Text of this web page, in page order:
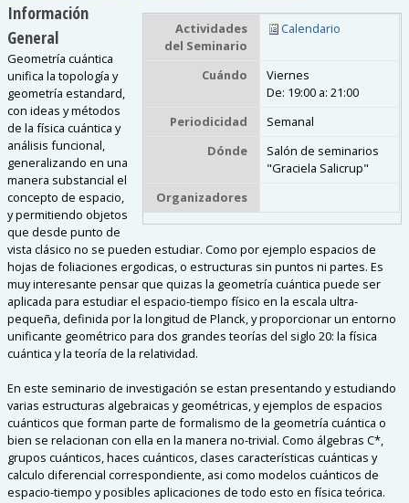
Actividades
del Seminario
Calendario
Cuándo
Viernes
De: 19:00 a: 21:00
Periodicidad
Semanal
Dónde
Salón de seminarios
"Graciela Salicrup"
Organizadores
Información
General
Geometría cuántica
unifica la topología y
geometría estandard,
con ideas y métodos
de la física cuántica y
análisis funcional,
generalizando en una
manera substancial el
concepto de espacio,
y permitiendo objetos
que desde punto de
vista clásico no se pueden estudiar. Como por ejemplo espacios de
hojas de foliaciones ergodicas, o estructuras sin puntos ni partes. Es
muy interesante pensar que quizas la geometría cuántica puede ser
aplicada para estudiar el espacio-tiempo físico en la escala ultra-
pequeña, definida por la longitud de Planck, y proporcionar un entorno
unificante geométrico para dos grandes teorías del siglo 20: la física
cuántica y la teoría de la relatividad.
En este seminario de investigación se estan presentando y estudiando
varias estructuras algebraicas y geométricas, y ejemplos de espacios
cuánticos que forman parte de formalismo de la geometría cuántica o
bien se relacionan con ella en la manera no-trivial. Como álgebras C*,
grupos cuánticos, haces cuánticos, clases características cuánticas y
calculo diferencial correspondiente, asi como modelos cuánticos de
espacio-tiempo y posibles aplicaciones de todo esto en física teórica.